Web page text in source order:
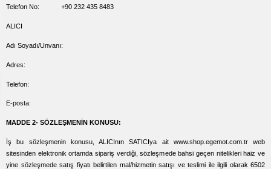
Telefon No: +90 232 435 8483
ALICI
Adı Soyadı/Unvanı:
Adres:
Telefon:
E-posta:
MADDE 2- SÖZLEŞMENİN KONUSU:
İş bu sözleşmenin konusu, ALICInın SATICIya ait www.shop.egemot.com.tr web
sitesinden elektronik ortamda sipariş verdiği, sözleşmede bahsi geçen nitelikleri haiz ve
yine sözleşmede satış fiyatı belirtilen mal/hizmetin satışı ve teslimi ile ilgili olarak 6502